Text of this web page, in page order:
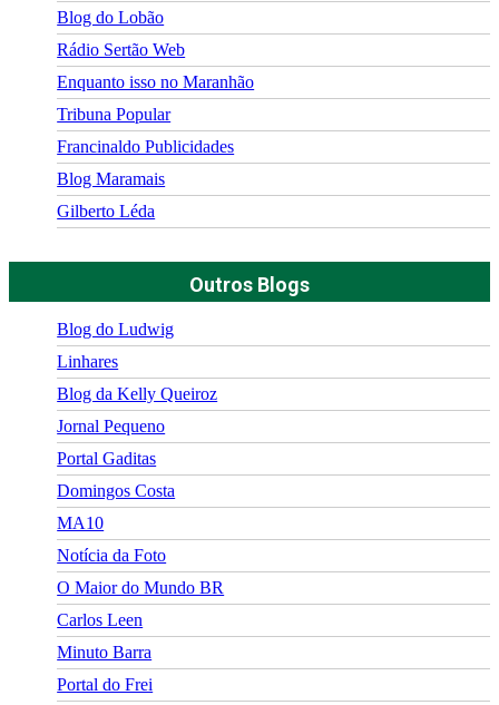
Blog do Lobão
Rádio Sertão Web
Enquanto isso no Maranhão
Tribuna Popular
Francinaldo Publicidades
Blog Maramais
Gilberto Léda
Outros Blogs
Blog do Ludwig
Linhares
Blog da Kelly Queiroz
Jornal Pequeno
Portal Gaditas
Domingos Costa
MA10
Notícia da Foto
O Maior do Mundo BR
Carlos Leen
Minuto Barra
Portal do Frei